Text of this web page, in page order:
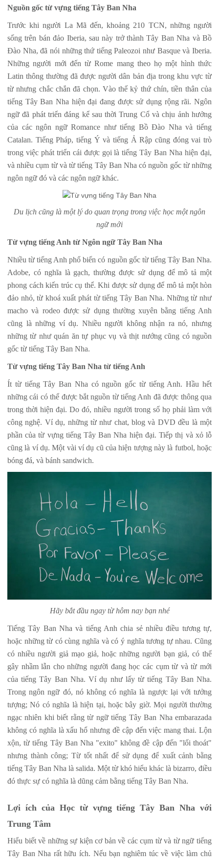
Nguồn gốc từ vựng tiếng Tây Ban Nha
Trước khi người La Mã đến, khoảng 210 TCN, những người
sống trên bán đảo Iberia, sau này trở thành Tây Ban Nha và Bồ
Đào Nha, đã nói những thứ tiếng Paleozoi như Basque và Iberia.
Những người mới đến từ Rome mang theo họ một hình thức
Latin thông thường đã được người dân bản địa trong khu vực từ
từ nhưng chắc chắn đã chọn. Vào thế kỷ thứ chín, tiền thân của
tiếng Tây Ban Nha hiện đại đang được sử dụng rộng rãi. Ngôn
ngữ đã phát triển đáng kể sau thời Trung Cổ và chịu ảnh hưởng
của các ngôn ngữ Romance như tiếng Bồ Đào Nha và tiếng
Catalan. Tiếng Pháp, tiếng Ý và tiếng Ả Rập cũng đóng vai trò
trong việc phát triển cái được gọi là tiếng Tây Ban Nha hiện đại,
và nhiều cụm từ và từ tiếng Tây Ban Nha có nguồn gốc từ những
ngôn ngữ đó và các ngôn ngữ khác.
Du lịch cũng là một lý do quan trọng trong việc học một ngôn
ngữ mới
Từ vựng tiếng Anh từ Ngôn ngữ Tây Ban Nha
Nhiều từ tiếng Anh phổ biến có nguồn gốc từ tiếng Tây Ban Nha.
Adobe, có nghĩa là gạch, thường được sử dụng để mô tả một
phong cách kiến ​​trúc cụ thể. Khi được sử dụng để mô tả một hòn
đảo nhỏ, từ khoá xuất phát từ tiếng Tây Ban Nha. Những từ như
macho và rodeo được sử dụng thường xuyên bằng tiếng Anh
cũng là những ví dụ. Nhiều người không nhận ra nó, nhưng
những từ như quán ăn tự phục vụ và thịt nướng cũng có nguồn
gốc từ tiếng Tây Ban Nha.
Từ vựng tiếng Tây Ban Nha từ tiếng Anh
Ít từ tiếng Tây Ban Nha có nguồn gốc từ tiếng Anh. Hầu hết
những cái có thể được bắt nguồn từ tiếng Anh đã được thông qua
trong thời hiện đại. Do đó, nhiều người trong số họ phải làm với
công nghệ. Ví dụ, những từ như chat, blog và DVD đều là một
phần của từ vựng tiếng Tây Ban Nha hiện đại. Tiếp thị và xỏ lỗ
cũng là ví dụ. Một vài ví dụ cũ của hiện tượng này là futbol, ​​hoặc
bóng đá, và bánh sandwich.
Hãy bắt đầu ngay từ hôm nay bạn nhé
Tiếng Tây Ban Nha và tiếng Anh chia sẻ nhiều điều tương tự,
hoặc những từ có cùng nghĩa và có ý nghĩa tương tự nhau. Cũng
có nhiều người giả mạo giả, hoặc những người bạn giả, có thể
gây nhầm lẫn cho những người đang học các cụm từ và từ mới
của tiếng Tây Ban Nha. Ví dụ như lấy từ tiếng Tây Ban Nha.
Trong ngôn ngữ đó, nó không có nghĩa là ngược lại với tưởng
tượng; Nó có nghĩa là hiện tại, hoặc bây giờ. Mọi người thường
ngạc nhiên khi biết rằng từ ngữ tiếng Tây Ban Nha embarazada
không có nghĩa là xấu hổ nhưng đề cập đến việc mang thai. Lộn
xộn, từ tiếng Tây Ban Nha "exito" không đề cập đến "lối thoát"
nhưng thành công; Từ tốt nhất để sử dụng để xuất cảnh bằng
tiếng Tây Ban Nha là salida. Một từ khó hiểu khác là bizarro, điều
đó thực sự có nghĩa là dũng cảm bằng tiếng Tây Ban Nha.
Lợi ích của Học từ vựng tiếng Tây Ban Nha với
Trung Tâm
Hiểu biết về những sự kiện cơ bản về các cụm từ và từ ngữ tiếng
Tây Ban Nha rất hữu ích. Nếu bạn nghiêm túc về việc làm chủ